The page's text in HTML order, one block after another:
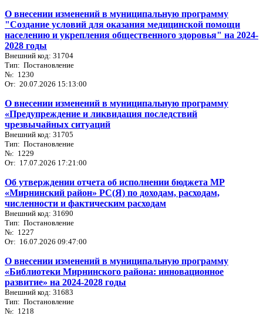
О внесении изменений в муниципальную программу
"Создание условий для оказания медицинской помощи
населению и укрепления общественного здоровья" на 2024-
2028 годы
Внешний код: 31704
Тип: Постановление
№: 1230
От: 20.07.2026 15:13:00
О внесении изменений в муниципальную программу
«Предупреждение и ликвидация последствий
чрезвычайных ситуаций
Внешний код: 31705
Тип: Постановление
№: 1229
От: 17.07.2026 17:21:00
Об утверждении отчета об исполнении бюджета МР
«Мирнинский район» РС(Я) по доходам, расходам,
численности и фактическим расходам
Внешний код: 31690
Тип: Постановление
№: 1227
От: 16.07.2026 09:47:00
О внесении изменений в муниципальную программу
«Библиотеки Мирнинского района: инновационное
развитие» на 2024-2028 годы
Внешний код: 31683
Тип: Постановление
№: 1218